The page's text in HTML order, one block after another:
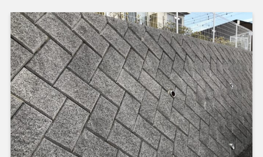
担当の山崎一さん対応がスムーズで、とても安心感
がありました。こちらが気になることや質問にも毎
回正確に答えていただけただけでなく、自分では気
づいていなかった点まで補足して教えてくださり、
終始安心してお任せできました。
5 か月前
新しい自宅の購入でお世話になりました。仲介手数
料が無料だったのが素晴らしいです。担当の方（中